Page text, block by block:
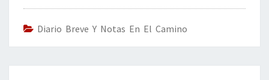
o
o
k
er dI
n
l
p
ar
tir
Diario Breve Y Notas En El Camino